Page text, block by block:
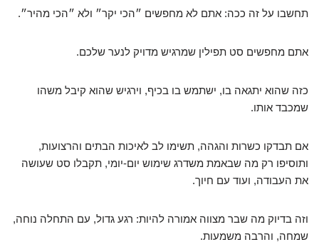
תחשבו על זה ככה: אתם לא מחפשים ״הכי יקר״ ולא ״הכי מהיר״.
אתם מחפשים סט תפילין שמרגיש מדויק לנער שלכם.
כזה שהוא יתגאה בו, ישתמש בו בכיף, וירגיש שהוא קיבל משהו
שמכבד אותו.
אם תבדקו כשרות והגהה, תשימו לב לאיכות הבתים והרצועות,
ותוסיפו רק מה שבאמת משדרג שימוש יום-יומי, תקבלו סט שעושה
את העבודה, ועוד עם חיוך.
וזה בדיוק מה שבר מצווה אמורה להיות: רגע גדול, עם התחלה נוחה,
שמחה, והרבה משמעות.